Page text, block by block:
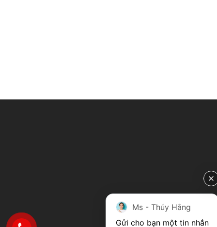
Ms - Thúy Hằng
Gửi cho bạn một tin nhắn